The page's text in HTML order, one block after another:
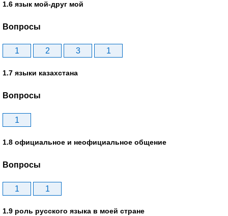
1.6 язык мой-друг мой
Вопросы
1 2 3 1
1.7 языки казахстана
Вопросы
1
1.8 официальное и неофициальное общение
Вопросы
1 1
1.9 роль русского языка в моей стране